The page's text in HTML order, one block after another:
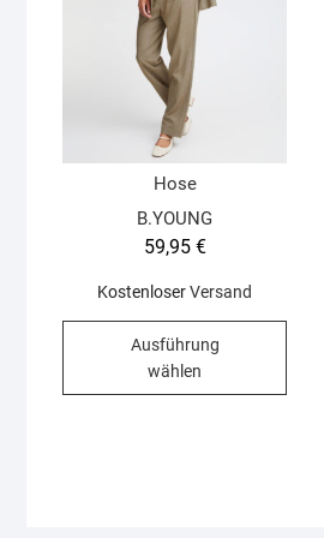
Hose
B.YOUNG
59,95 €
KostenloserVersand
Ausführung
wählen